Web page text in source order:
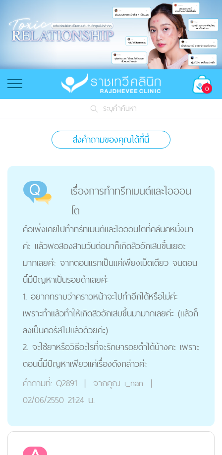
0
ระบุคำค้นหา
ส่งคำถามของคุณได้ที่นี่
เรื่องการทำทรีทเมนต์และไอออน
โต
คือเพิ่งเคยไปทำทรีทเมนต์และไอออนโตที่คลีนิคหนึ่งมา
ค่ะ แล้วพอสองสามวันต่อมาก็เกิดสิวอักเสบขึ้นเยอะ
มากเลยค่ะ จากตอนแรกเป็นแค่เพียงเม็ดเดียว จนตอน
นี้มีปัญหาเป็นรอยดำเลยค่ะ
1. อยากทราบว่าคราวหน้าจะไปทำอีกได้หรือไม่ค่ะ
เพราะทำแล้วทำให้เกิดสิวอักเสบขึ้นมามากเลยค่ะ (แล้วก็
ลงเป็นคอร์สไปแล้วด้วยค่ะ)
2. จะใช้ยาหรือวิธีอะไรที่จะรักษารอยดำได้บ้างคะ เพราะ
ตอนนี้มีปัญหาเพียวแค่เรื่องดังกล่าวค่ะ
คำถามที่: Q2891 | จากคุณ i_nan |
02/06/2550 21:24 น.